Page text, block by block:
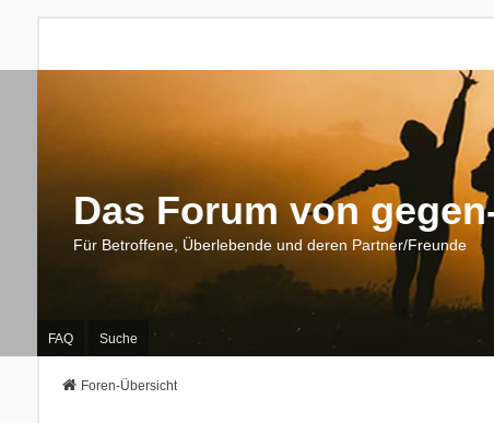
Das Forum von
Für Betroffene, Überlebende und deren Partner/Freunde
FAQ Suche
Foren-Übersicht